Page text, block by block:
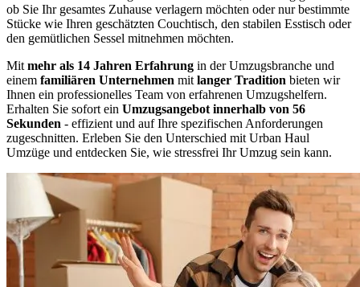
ob Sie Ihr gesamtes Zuhause verlagern möchten oder nur bestimmte
Stücke wie Ihren geschätzten Couchtisch, den stabilen Esstisch oder
den gemütlichen Sessel mitnehmen möchten.
Mit mehr als 14 Jahren Erfahrung in der Umzugsbranche und
einem familiären Unternehmen mit langer Tradition bieten wir
Ihnen ein professionelles Team von erfahrenen Umzugshelfern.
Erhalten Sie sofort ein Umzugsangebot innerhalb von 56
Sekunden - effizient und auf Ihre spezifischen Anforderungen
zugeschnitten. Erleben Sie den Unterschied mit Urban Haul
Umzüge und entdecken Sie, wie stressfrei Ihr Umzug sein kann.